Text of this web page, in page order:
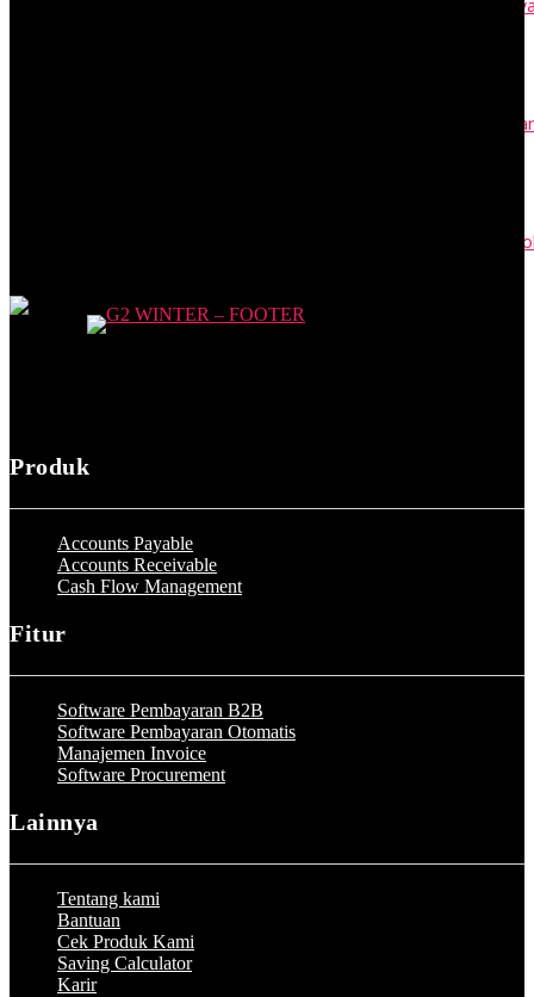
Buku Kas adalah Catatan Transaksi Tunai Akuntansi, Cek
Contoh Surat Resmi: Permohonan, Kuasa, Edaran, SK, dan
PKWT adalah Perjanjian Kerja Waktu Tertentu: Syarat dan
Produk
Accounts Payable
Accounts Receivable
Cash Flow Management
Fitur
Software Pembayaran B2B
Software Pembayaran Otomatis
Manajemen Invoice
Software Procurement
Lainnya
Tentang kami
Bantuan
Cek Produk Kami
Saving Calculator
Karir